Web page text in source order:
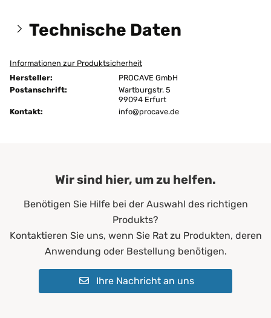
Technische Daten
Größen:
Höhe: 4 cm
Abnehmbarer Bezug: ja
Bezug - Bügeln: nein
Bezug - Chemische Reinigung: ja
Bezug - Trockner:
Bezug - Waschmaschine:
60 °C
keine Bleiche (Color-
Normalwaschgang
Informationen zur Produktsicherheit
Hersteller:
PROCAVE GmbH
Postanschrift:
Wartburgstr. 5
99094 Erfurt
Kontakt:
info@procave.de
Wir sind hier, um zu helfen.
Benötigen Sie Hilfe bei der Auswahl des richtigen
Produkts?
Kontaktieren Sie uns, wenn Sie Rat zu Produkten, deren
Anwendung oder Bestellung benötigen.
Ihre Nachricht an uns